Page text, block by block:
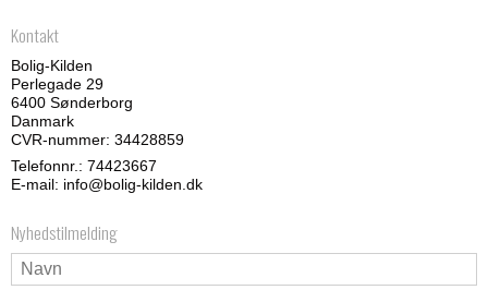
Kontakt
Bolig-Kilden
Perlegade 29
6400 Sønderborg
Danmark
CVR-nummer: 34428859
Telefonnr.: 74423667
E-mail: info@bolig-kilden.dk
Nyhedstilmelding